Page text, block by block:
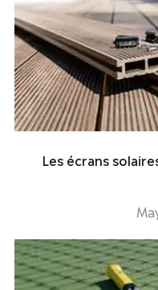
Les écrans